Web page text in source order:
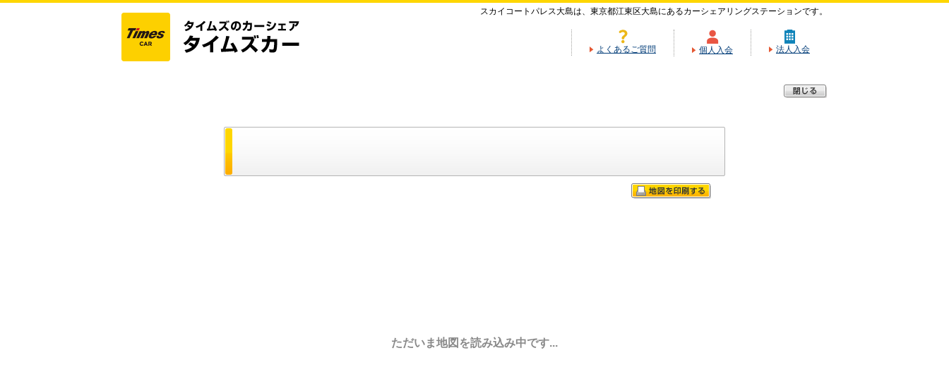
スカイコートパレス大島は、東京都江東区大島にあるカーシェアリングステーションです。
よくあるご質問 個人入会 法人入会
ただいま地図を読み込み中です...